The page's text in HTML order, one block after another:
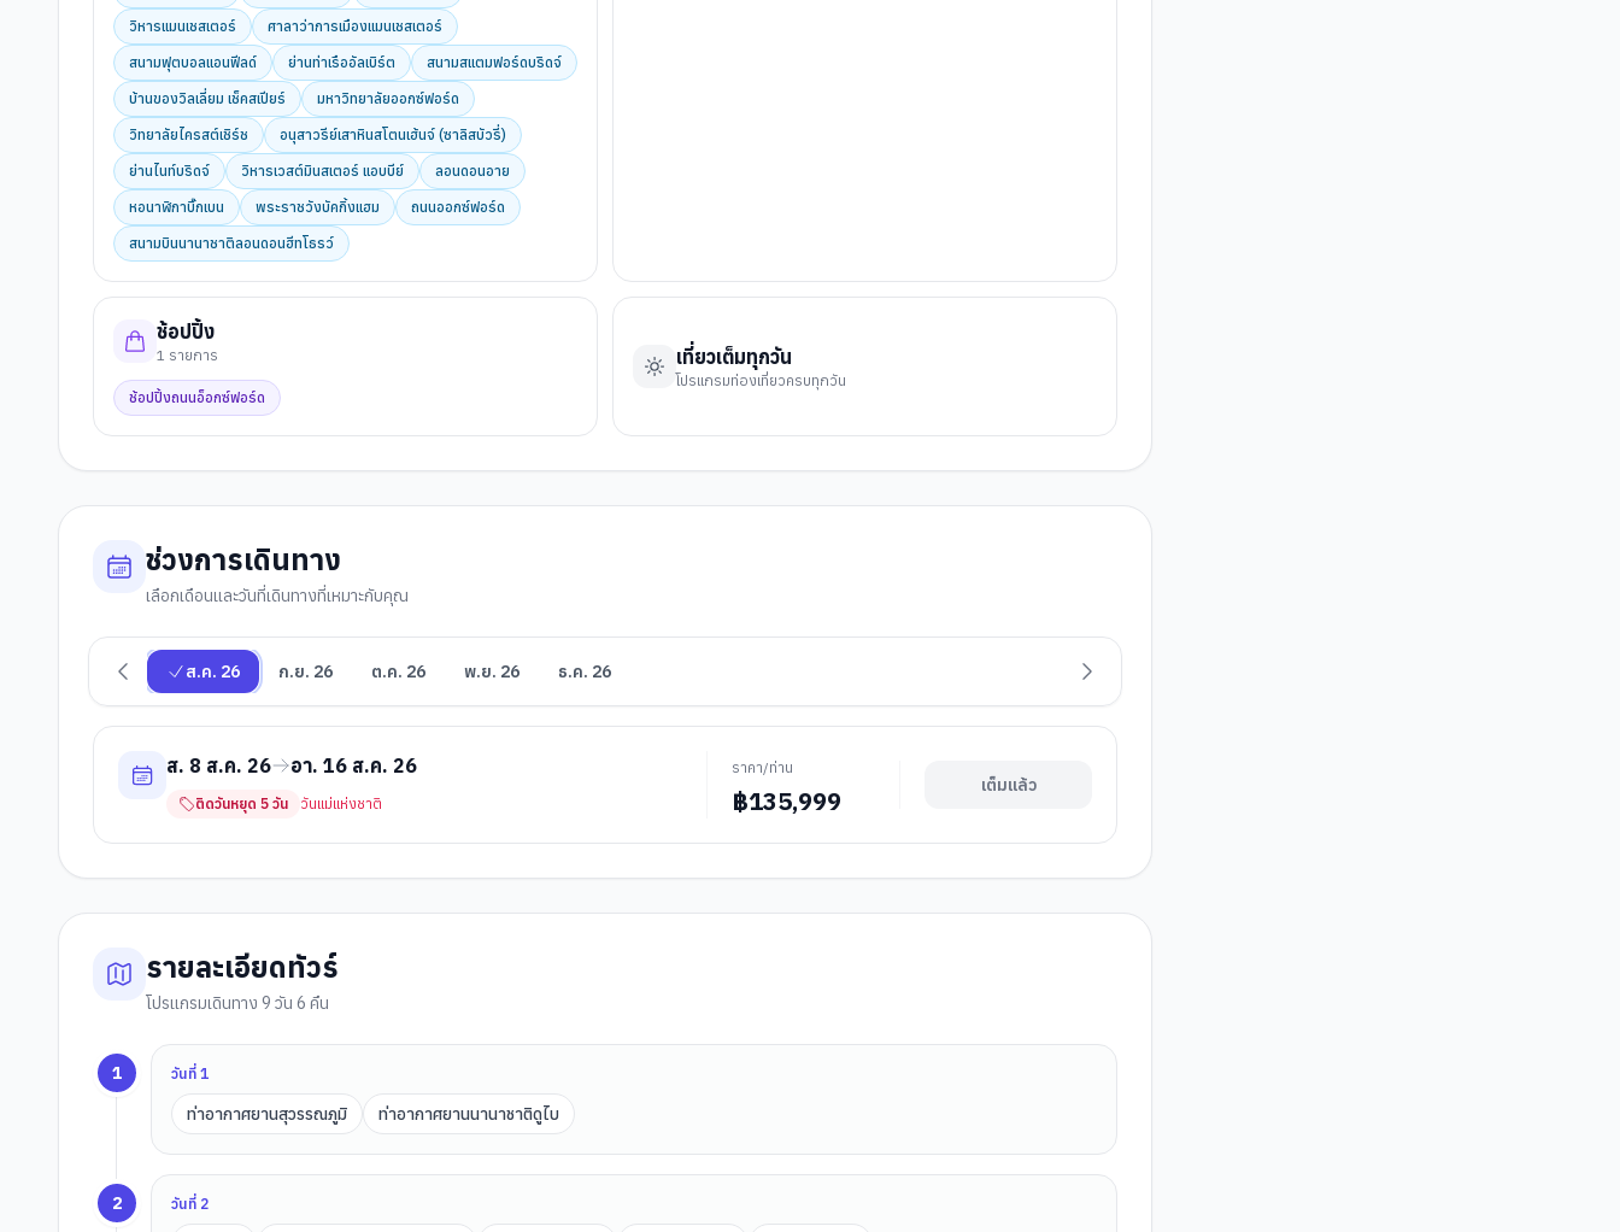
วิหารแมนเชสเตอร์
ศาลาว่าการเมืองแมนเชสเตอร์
สนามฟุตบอลแอนฟีลด์
ย่านท่าเรืออัลเบิร์ต
สนามสแตมฟอร์ดบริดจ์
บ้านของวิลเลี่ยม เช็คสเปียร์
มหาวิทยาลัยออกซ์ฟอร์ด
วิทยาลัยไครสต์เชิร์ช
อนุสาวรีย์เสาหินสโตนเฮ้นจ์ (ซาลิสบัวรี่)
ย่านไนท์บริดจ์
วิหารเวสต์มินสเตอร์ แอบบีย์
ลอนดอนอาย
หอนาฬิกาบิ๊กเบน
พระราชวังบัคกิ้งแฮม
ถนนออกซ์ฟอร์ด
สนามบินนานาชาติลอนดอนฮีทโธรว์
ช้อปปิ้ง
1 รายการ
ช้อปปิ้งถนนอ็อกซ์ฟอร์ด
เที่ยวเต็มทุกวัน
โปรแกรมท่องเที่ยวครบทุกวัน
ช่วงการเดินทาง
เลือกเดือนและวันที่เดินทางที่เหมาะกับคุณ
ส.ค. 26 ก.ย. 26 ต.ค. 26 พ.ย. 26 ธ.ค. 26
ส. 8 ส.ค. 26 อา. 16 ส.ค. 26
ติดวันหยุด 5 วัน วันแม่แห่งชาติ
ราคา/ท่าน
฿135,999 เต็มแล้ว
รายละเอียดทัวร์
โปรแกรมเดินทาง 9 วัน 6 คืน
1 วันที่1
ท่าอากาศยานสุวรรณภูมิ ท่าอากาศยานนานาชาติดูไบ
2 วันที่ 2